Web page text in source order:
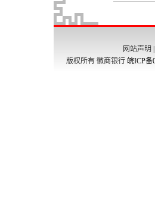
网站声明
版权所有 徽商银行 皖ICP备